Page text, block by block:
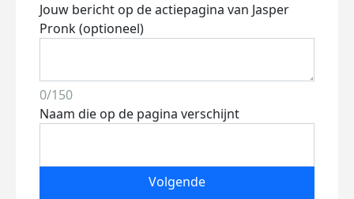
Jouw bericht op de actiepagina van Jasper
Pronk (optioneel)
0/150
Naam die op de pagina verschijnt
Volgende